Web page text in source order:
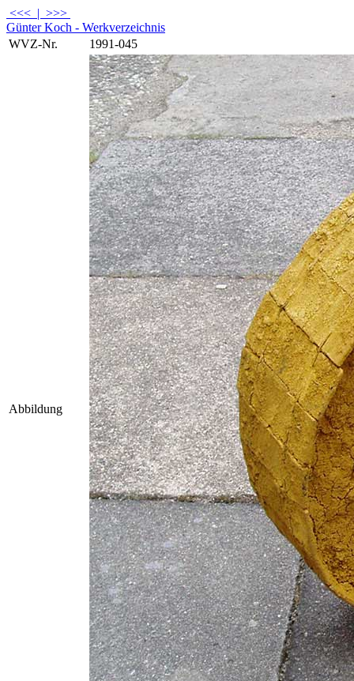
<<< | >>>
Günter Koch - Werkverzeichnis
WVZ-Nr.
1991-045
Abbildung